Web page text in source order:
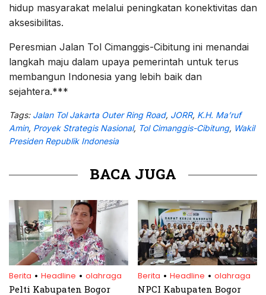
hidup masyarakat melalui peningkatan konektivitas dan
aksesibilitas.
Peresmian Jalan Tol Cimanggis-Cibitung ini menandai
langkah maju dalam upaya pemerintah untuk terus
membangun Indonesia yang lebih baik dan
sejahtera.***
Tags: Jalan Tol Jakarta Outer Ring Road, JORR, K.H. Ma’ruf
Amin, Proyek Strategis Nasional, Tol Cimanggis-Cibitung, Wakil
Presiden Republik Indonesia
BACA JUGA
Berita . Headline . olahraga
Pelti Kabupaten Bogor
Berita . Headline . olahraga
NPCI Kabupaten Bogor